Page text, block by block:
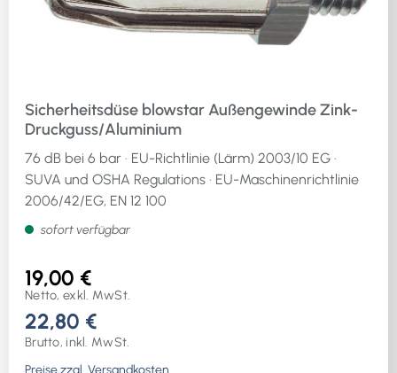
Sicherheitsdüse blowstar Außengewinde Zink-
Druckguss/Aluminium
76 dB bei 6 bar · EU-Richtlinie (Lärm) 2003/10 EG ·
SUVA und OSHA Regulations · EU-Maschinenrichtlinie
2006/42/EG, EN 12 100
sofort verfügbar
19,00 €
Netto, exkl. MwSt.
22,80 €
Brutto, inkl. MwSt.
Preise zzgl. Versandkosten